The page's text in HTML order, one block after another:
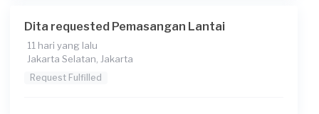
Dita requested Pemasangan Lantai
11 hari yang lalu
Jakarta Selatan, Jakarta
Request Fulfilled